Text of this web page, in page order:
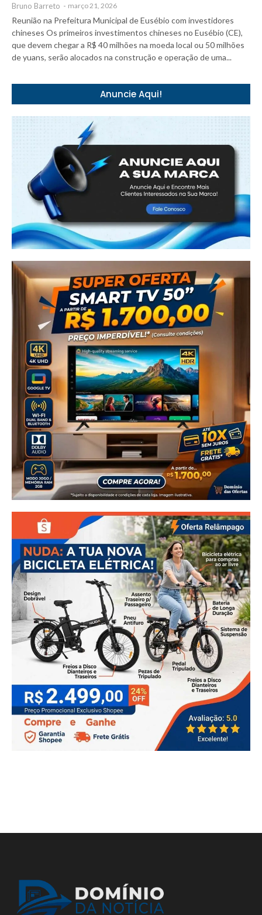
Bruno Barreto - março 21, 2026
Reunião na Prefeitura Municipal de Eusébio com investidores
chineses Os primeiros investimentos chineses no Eusébio (CE),
que devem chegar a R$ 40 milhões na moeda local ou 50 milhões
de yuans, serão alocados na construção e operação de uma...
Anuncie Aqui!